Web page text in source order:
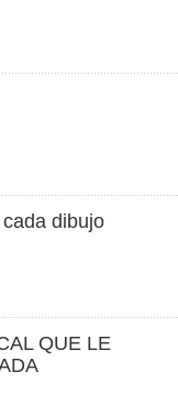
dibujo
QUE LE